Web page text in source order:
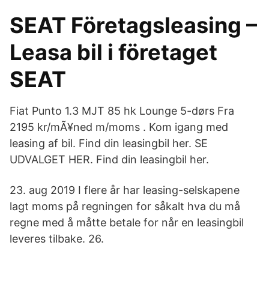
SEAT Företagsleasing –
Leasa bil i företaget
SEAT
Fiat Punto 1.3 MJT 85 hk Lounge 5-dørs Fra
2195 kr/mÃ¥ned m/moms . Kom igang med
leasing af bil. Find din leasingbil her. SE
UDVALGET HER. Find din leasingbil her.
23. aug 2019 I flere år har leasing-selskapene
lagt moms på regningen for såkalt hva du må
regne med å måtte betale for når en leasingbil
leveres tilbake. 26.